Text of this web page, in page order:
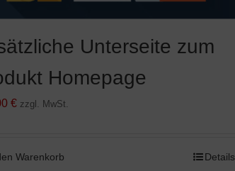
Unterseite zum
Homepage
€ zzgl. MwSt.
Warenkorb Details